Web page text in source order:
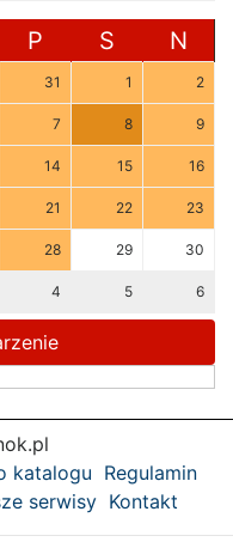
P S N
31 1 2
7 8 9
14 15 16
21 22 23
28 29 30
4 5 6
katalogu Regulamin
serwisy Kontakt